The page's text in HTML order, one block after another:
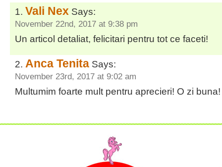
Vali Nex Says:
November 22nd, 2017 at 9:38 pm
Un articol detaliat, felicitari pentru tot ce faceti!
Anca Tenita Says:
November 23rd, 2017 at 9:02 am
Multumim foarte mult pentru aprecieri! O zi buna!